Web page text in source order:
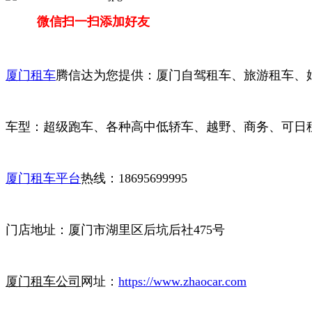
微信扫一扫添加好友
厦门租车腾信达为您提供：厦门自驾租车、旅游租车
车型：超级跑车、各种高中低轿车、越野、商务、可
厦门租车平台热线：18695699995
门店地址：厦门市湖里区后坑后社475号
厦门租车公司 网址： https://www.zhaocar.com